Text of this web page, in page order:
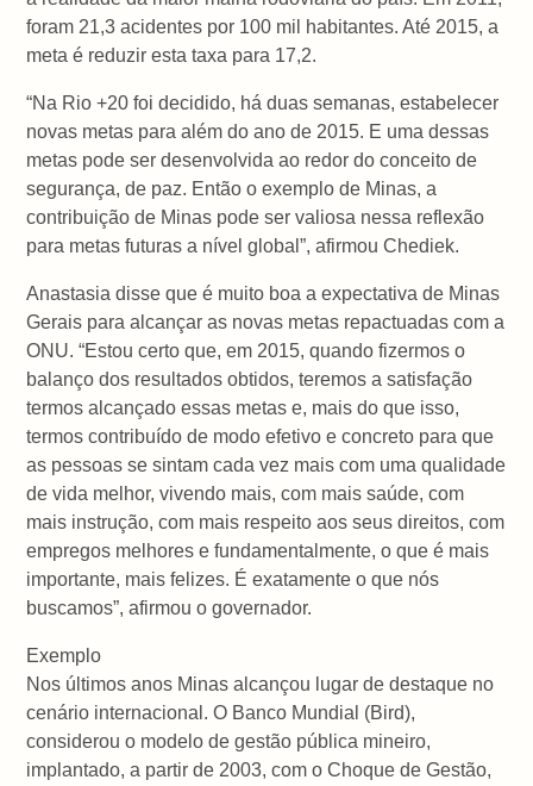
foram 21,3 acidentes por 100 mil habitantes. Até 2015, a
meta é reduzir esta taxa para 17,2.
“Na Rio +20 foi decidido, há duas semanas, estabelecer
novas metas para além do ano de 2015. E uma dessas
metas pode ser desenvolvida ao redor do conceito de
segurança, de paz. Então o exemplo de Minas, a
contribuição de Minas pode ser valiosa nessa reflexão
para metas futuras a nível global”, afirmou Chediek.
Anastasia disse que é muito boa a expectativa de Minas
Gerais para alcançar as novas metas repactuadas com a
ONU. “Estou certo que, em 2015, quando fizermos o
balanço dos resultados obtidos, teremos a satisfação
termos alcançado essas metas e, mais do que isso,
termos contribuído de modo efetivo e concreto para que
as pessoas se sintam cada vez mais com uma qualidade
de vida melhor, vivendo mais, com mais saúde, com
mais instrução, com mais respeito aos seus direitos, com
empregos melhores e fundamentalmente, o que é mais
importante, mais felizes. É exatamente o que nós
buscamos”, afirmou o governador.
Exemplo
Nos últimos anos Minas alcançou lugar de destaque no
cenário internacional. O Banco Mundial (Bird),
considerou o modelo de gestão pública mineiro,
implantado, a partir de 2003, com o Choque de Gestão,